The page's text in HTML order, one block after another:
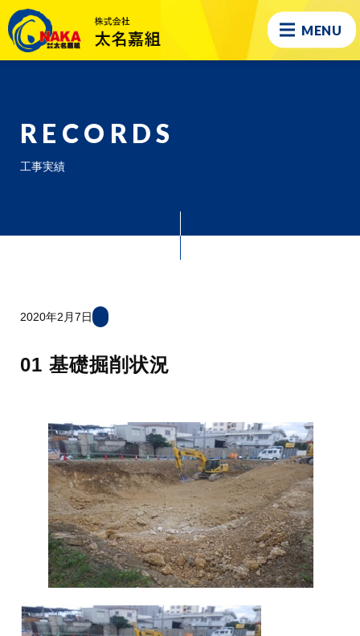
MENU
RECORDS
工事実績
2020年2月7日
01 基礎掘削状況